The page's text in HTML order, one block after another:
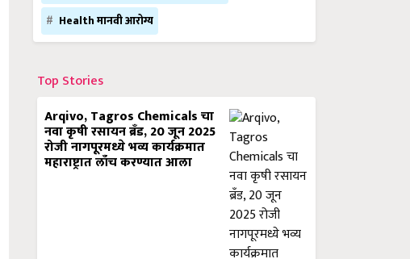
Health मानवी आरोग्य
Top Stories
Arqivo, Tagros Chemicals चा
नवा कृषी रसायन ब्रँड, 20 जून 2025
रोजी नागपूरमध्ये भव्य कार्यक्रमात
महाराष्ट्रात लाँच करण्यात आला